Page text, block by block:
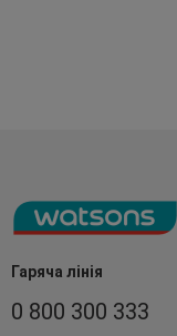
Гаряча лінія
0 800 300 333